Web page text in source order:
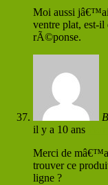
Moi aussi
ventre plat, est-il
rÃ©ponse.
il y a 10 ans
Merci de
trouver ce
ligne ?